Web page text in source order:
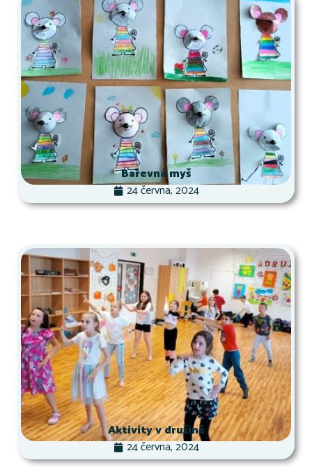
Barevná myš
24 června, 2024
Aktivity v družině
24 června, 2024